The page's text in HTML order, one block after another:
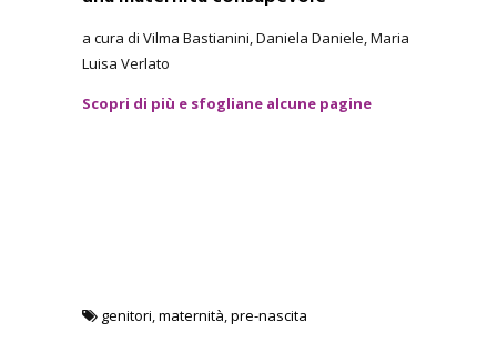
a cura di Vilma Bastianini, Daniela Daniele, Maria
Luisa Verlato
Scopri di più e sfogliane alcune pagine
genitori,maternità,pre-nascita